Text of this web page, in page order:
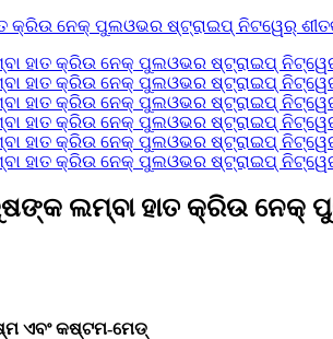
ଲମ୍ବା ହାତ କ୍ରିଉ ନେକ୍
ଏବଂ କଷ୍ଟମ-ମେଡ୍